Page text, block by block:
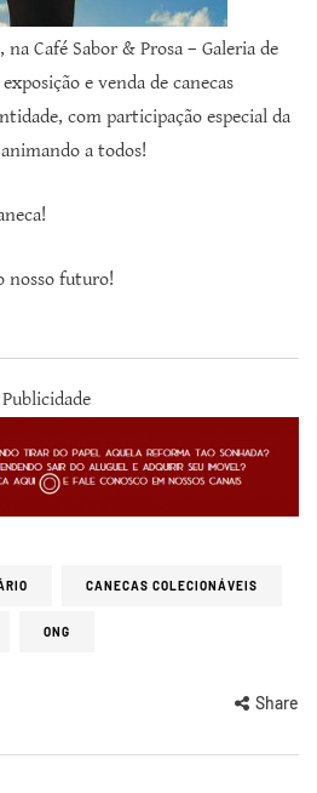
Café Sabor & Prosa – Galeria de
e venda de canecas
com participação especial da
a todos!
nosso futuro!
Publicidade
CANECAS COLECIONÁVEIS
ONG
Share